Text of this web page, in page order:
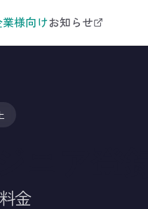
業様向けお知らせ
金